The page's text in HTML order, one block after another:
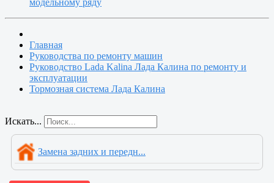
модельному ряду
Главная
Руководства по ремонту машин
Руководство Lada Kalina Лада Калина по ремонту и
эксплуатации
Тормозная система Лада Калина
Искать...
Замена задних и передн...